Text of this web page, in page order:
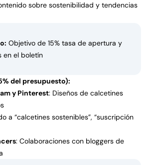
sobre sostenibilidad y tendencias
Objetivo de 15% tasa de apertura y
en el boletín
del presupuesto):
y Pinterest: Diseños de calcetines
a “calcetines sostenibles”, “suscripción
: Colaboraciones con bloggers de